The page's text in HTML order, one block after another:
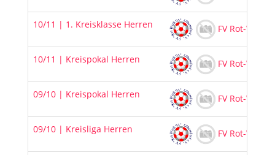
10/11 | 1. Kreisklasse Herren FV Rot-Weiß
10/11 | Kreispokal Herren FV Rot-Weiß
09/10 | Kreispokal Herren FV Rot-Weiß
09/10 | Kreisliga Herren FV Rot-Weiß